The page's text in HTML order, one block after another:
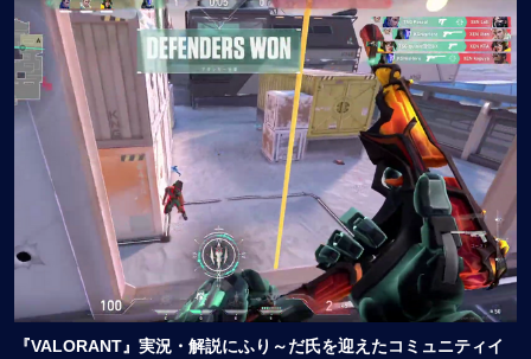
『VALORANT』実況・解説にふり～だ氏を迎えたコミュニティイ